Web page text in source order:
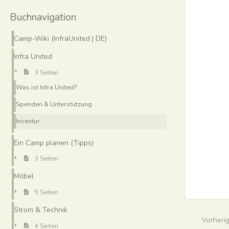
Buchnavigation
Camp-Wiki (InfraUnited | DE)
Infra United
3 Seiten
Was ist Infra United?
Spenden & Unterstützung
Inventur
Ein Camp planen (Tipps)
3 Seiten
Möbel
5 Seiten
Strom & Technik
4 Seiten